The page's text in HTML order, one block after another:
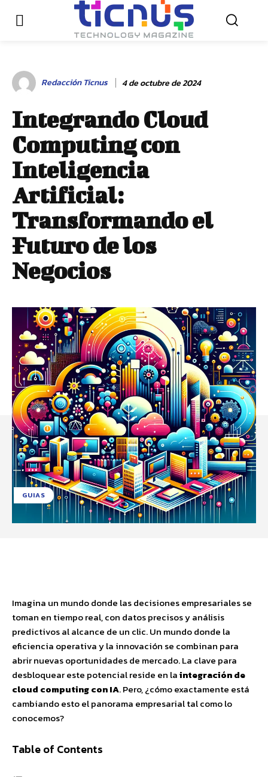
Redacción Ticnus 4 de octubre de 2024
Integrando Cloud
Computing con
Inteligencia
Artificial:
Transformando el
Futuro de los
Negocios
GUIAS
Imagina un mundo donde las decisiones empresariales se
toman en tiempo real, con datos precisos y análisis
predictivos al alcance de un clic. Un mundo donde la
eficiencia operativa y la innovación se combinan para
abrir nuevas oportunidades de mercado. La clave para
desbloquear este potencial reside en laintegración de
cloud computing con IA. Pero, ¿cómo exactamente está
cambiando esto el panorama empresarial tal como lo
conocemos?
Table of Contents